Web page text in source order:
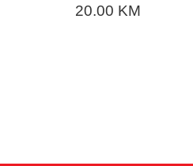
20.00 KM